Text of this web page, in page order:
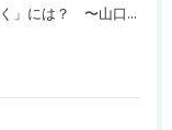
AI時代に「人間らしく働く」には？ 〜山口周さんのインタビュー記事、動画より〜